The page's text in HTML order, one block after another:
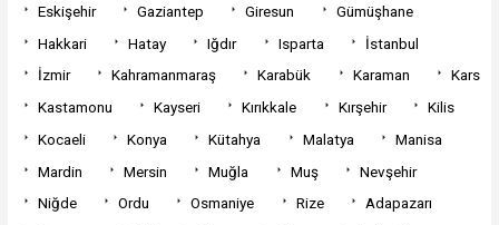
Eskişehir
Gaziantep Giresun
Gümüşhane
Hakkari
Hatay Iğdır Isparta
İstanbul
İzmir
Kahramanmaraş Karabük Karaman
Kars
Kastamonu
Kayseri Kırıkkale Kırşehir
Kilis
Kocaeli
Konya Kütahya Malatya
Manisa
Mardin
Mersin Muğla Muş
Nevşehir
Niğde
Ordu Osmaniye Rize
Adapazarı